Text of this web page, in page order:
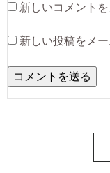
新しいコメント
新しい投稿をメ